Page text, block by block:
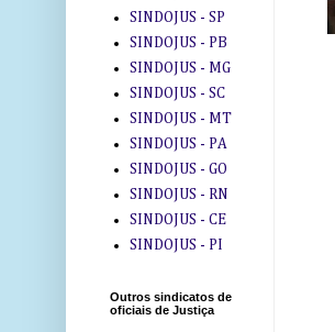
SINDOJUS - SP
SINDOJUS - PB
SINDOJUS - MG
SINDOJUS - SC
SINDOJUS - MT
SINDOJUS - PA
SINDOJUS - GO
SINDOJUS - RN
SINDOJUS - CE
SINDOJUS - PI
Outros sindicatos de
oficiais de Justiça